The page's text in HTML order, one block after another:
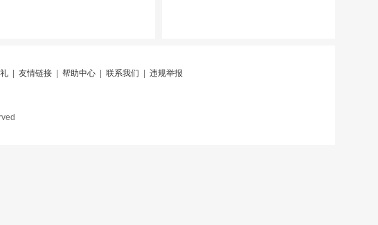
友情链接 帮助中心 联系我们 违规举报